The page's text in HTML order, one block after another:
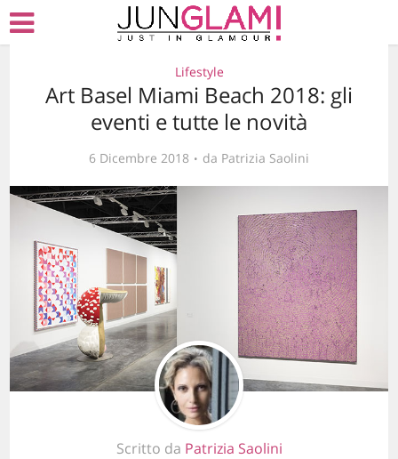
Lifestyle
Art Basel Miami Beach 2018: gli
eventi e tutte le novità
6 Dicembre 2018 da Patrizia Saolini
Scritto da Patrizia Saolini